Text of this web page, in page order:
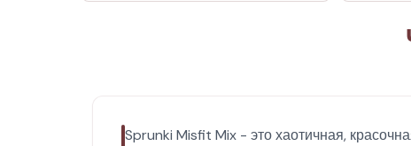
Sprunki Misfit Mix - это хаотичная,